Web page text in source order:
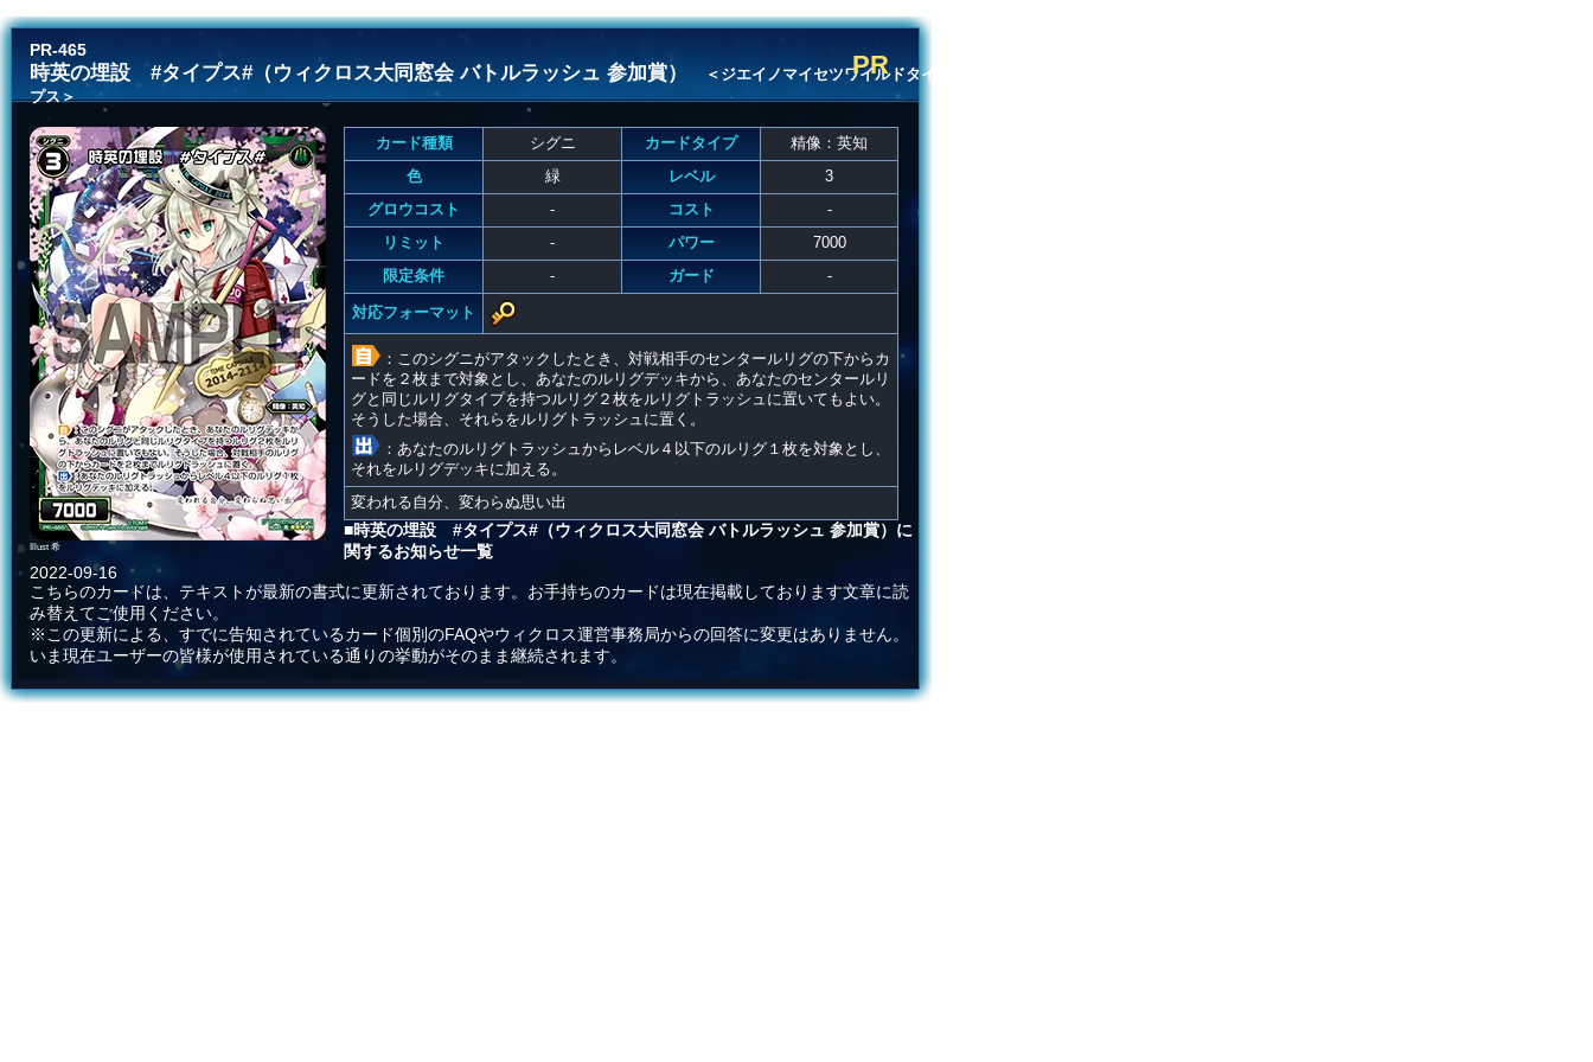
PR-465
時英の埋設 #タイプス#（ウィクロス大同窓会 バトルラッシュ 参加賞）
＜ジエイノマイセツワイルドタイ
プス＞
PR
Illust 希
カード種類 シグニ カードタイプ
精像：英知
色
緑 レベル
3
グロウコスト
- コスト
-
リミット
- パワー
7000
限定条件
- ガード -
対応フォーマット
：このシグニがアタックしたとき、対戦相手のセンタールリグの下からカ
ードを２枚まで対象とし、あなたのルリグデッキから、あなたのセンタールリ
グと同じルリグタイプを持つルリグ２枚をルリグトラッシュに置いてもよい。
そうした場合、それらをルリグトラッシュに置く。
：あなたのルリグトラッシュからレベル４以下のルリグ１枚を対象とし、
それをルリグデッキに加える。
変われる自分、変わらぬ思い出
■時英の埋設 #タイプス#（ウィクロス大同窓会 バトルラッシュ 参加賞）に
関するお知らせ一覧
2022-09-16
こちらのカードは、テキストが最新の書式に更新されております。お手持ちのカードは現在掲載しております文章に読
み替えてご使用ください。
※この更新による、すでに告知されているカード個別のFAQやウィクロス運営事務局からの回答に変更はありません。
いま現在ユーザーの皆様が使用されている通りの挙動がそのまま継続されます。